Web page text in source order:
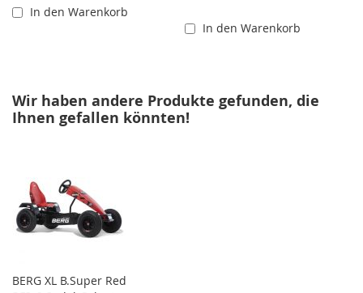
In den Warenkorb
In den Warenkorb
Wir haben andere Produkte gefunden, die
Ihnen gefallen könnten!
BERG XL B.Super Red